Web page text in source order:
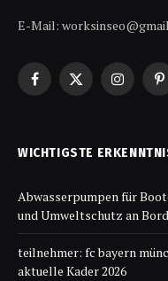
E-Mail:
Facebook
X
WICHTIGSTE
Abwasserpumpen für
und Umweltschutz an Bord
teilnehmer: fc bayern
aktuelle Kader 2026